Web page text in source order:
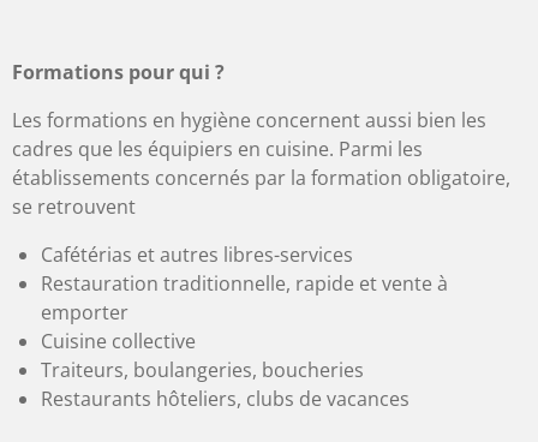
Formations pour qui ?
Les formations en hygiène concernent aussi bien les
cadres que les équipiers en cuisine. Parmi les
établissements concernés par la formation obligatoire,
se retrouvent
Cafétérias et autres libres-services
Restauration traditionnelle, rapide et vente à
emporter
Cuisine collective
Traiteurs, boulangeries, boucheries
Restaurants hôteliers, clubs de vacances